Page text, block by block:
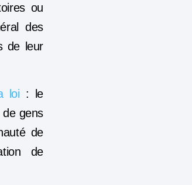
ou
des
de leur
loi : le
de gens
de
de